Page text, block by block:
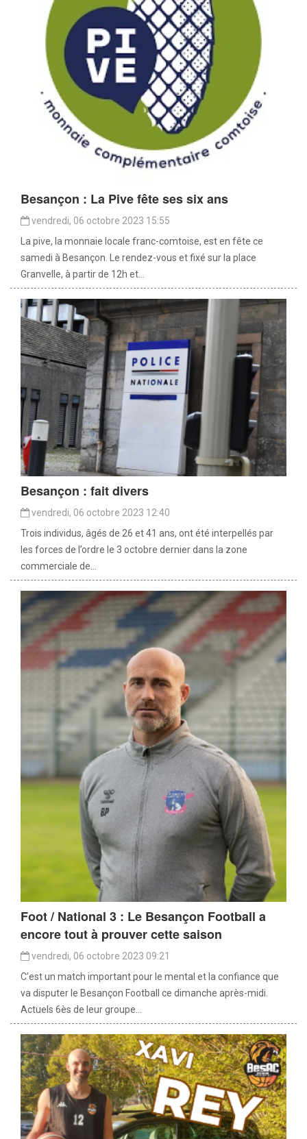
Besançon : La Pive fête ses six ans
vendredi, 06 octobre 2023 15:55
La pive, la monnaie locale franc-comtoise, est en fête ce
samedi à Besançon. Le rendez-vous et fixé sur la place
Granvelle, à partir de 12h et...
Besançon : fait divers
vendredi, 06 octobre 2023 12:40
Trois individus, âgés de 26 et 41 ans, ont été interpellés par
les forces de l’ordre le 3 octobre dernier dans la zone
commerciale de...
Foot / National 3 : Le Besançon Football a
encore tout à prouver cette saison
vendredi, 06 octobre 2023 09:21
C’est un match important pour le mental et la confiance que
va disputer le Besançon Football ce dimanche après-midi.
Actuels 6ès de leur groupe...